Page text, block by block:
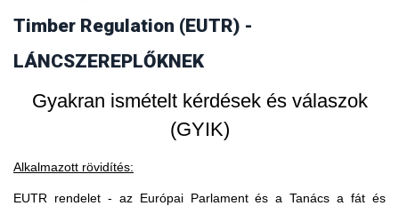
Timber Regulation (EUTR) -
LÁNCSZEREPLŐKNEK
Gyakran ismételt kérdések és válaszok
(GYIK)
Alkalmazott rövidítés:
EUTR rendelet - az Európai Parlament és a Tanács a fát és
3. Amennyiben egy piaci szereplő EU-s
partnertől vásárol, akkor is importál?
vásárol faterméket, akkor fogalmilag kizárt, hogy a
faterméket vásárló uniós gazdasági szereplő piaci szereplő
legyen, ő csak kereskedőnek minősülhet.